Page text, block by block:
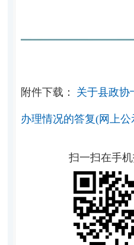
附件下载： 关于县政协
办理情况的答复(网上公
扫一扫在手